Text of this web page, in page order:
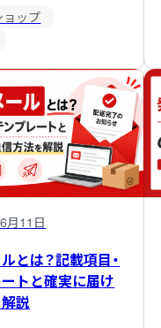
ョップ
月11日
とは？記載項目・
トと確実に届け
説